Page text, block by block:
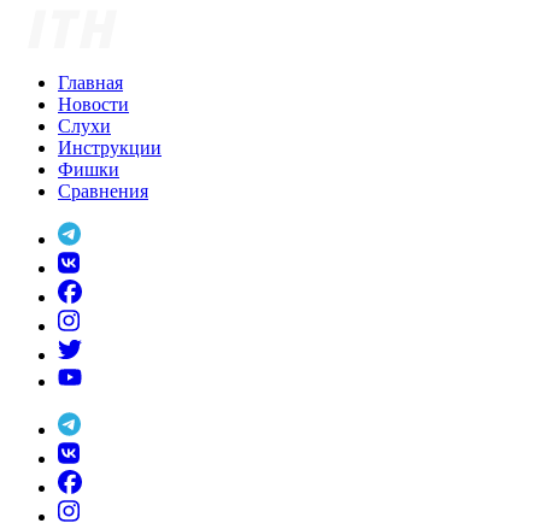
Главная
Новости
Слухи
Инструкции
Фишки
Сравнения